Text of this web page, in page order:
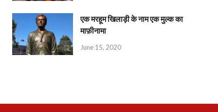
एक मरहूम खिलाड़ी के नाम एक मुल्क का
माफ़ीनामा
June 15, 2020